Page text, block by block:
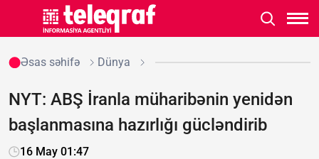
Əsas səhifə Dünya
NYT: ABŞ İranla müharibənin yenidən
başlanmasına hazırlığı gücləndirib
16 May 01:47